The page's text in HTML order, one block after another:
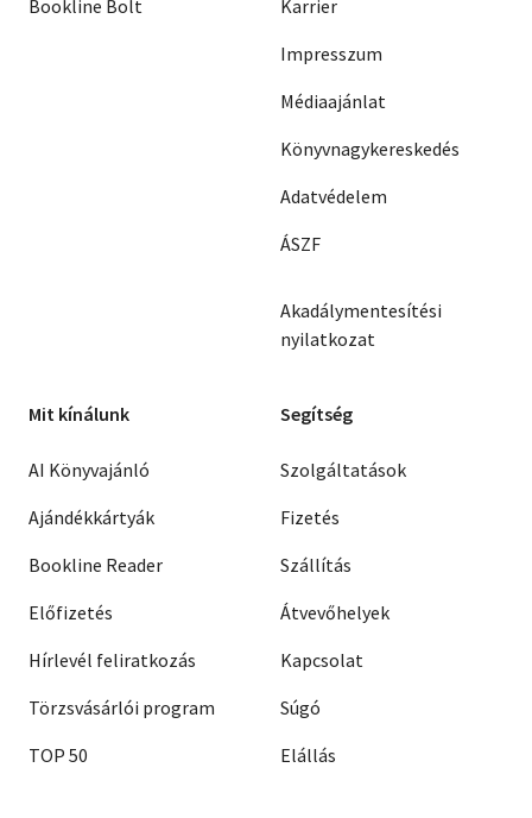
Bookline Bolt
Karrier
Impresszum
Médiaajánlat
Könyvnagykereskedés
Adatvédelem
ÁSZF
Akadálymentesítési
nyilatkozat
Mit kínálunk
AI Könyvajánló
Ajándékkártyák
Bookline Reader
Előfizetés
Hírlevél feliratkozás
Törzsvásárlói program
TOP 50
Segítség
Szolgáltatások
Fizetés
Szállítás
Átvevőhelyek
Kapcsolat
Súgó
Elállás